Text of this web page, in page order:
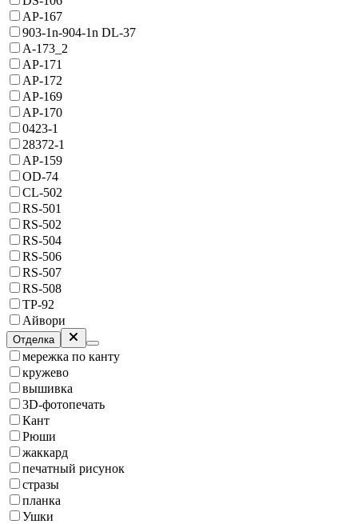
AP-167
903-1n-904-1n DL-37
A-173_2
AP-171
AP-172
AP-169
AP-170
0423-1
28372-1
AP-159
OD-74
CL-502
RS-501
RS-502
RS-504
RS-506
RS-507
RS-508
TP-92
Айвори
Отделка
мережка по канту
кружево
вышивка
3D-фотопечать
Кант
Рюши
жаккард
печатный рисунок
стразы
планка
Ушки